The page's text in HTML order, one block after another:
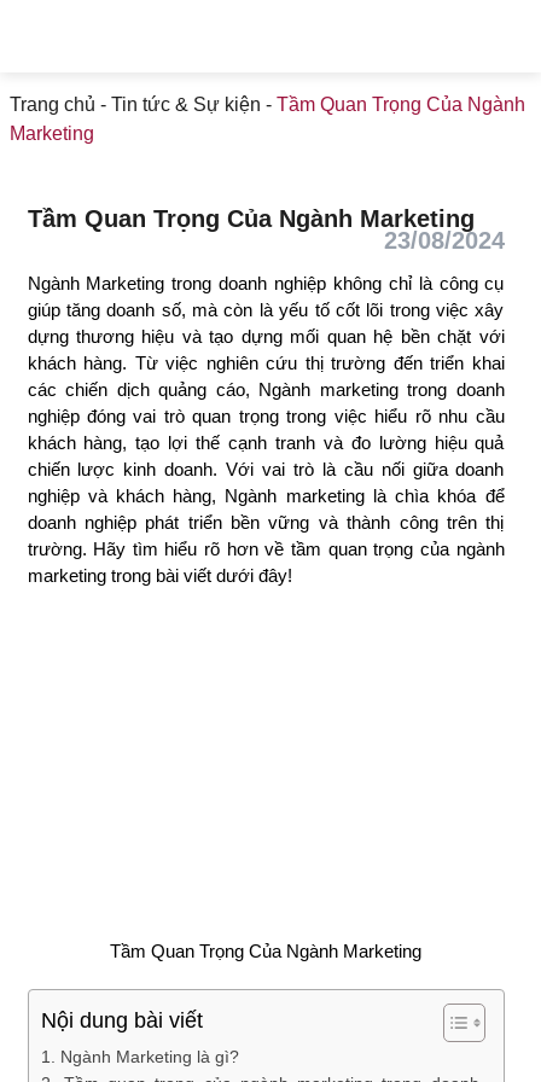
Trang chủ-Tin tức & Sự kiện-Tầm Quan Trọng Của
Ngành Marketing
Tầm Quan Trọng Của Ngành Marketing
23/08/2024
Ngành Marketing trong doanh nghiệp không chỉ là công
cụ giúp tăng doanh số, mà còn là yếu tố cốt lõi trong việc
xây dựng thương hiệu và tạo dựng mối quan hệ bền chặt
với khách hàng. Từ việc nghiên cứu thị trường đến triển
khai các chiến dịch quảng cáo, Ngành marketing trong
doanh nghiệp đóng vai trò quan trọng trong việc hiểu rõ
nhu cầu khách hàng, tạo lợi thế cạnh tranh và đo lường
hiệu quả chiến lược kinh doanh. Với vai trò là cầu nối giữa
doanh nghiệp và khách hàng, Ngành marketing là chìa
khóa để doanh nghiệp phát triển bền vững và thành công
trên thị trường. Hãy tìm hiểu rõ hơn về tầm quan trọng của
ngành marketing trong bài viết dưới đây!
Tầm Quan Trọng Của Ngành Marketing
Nội dung bài viết
1. Ngành Marketing là gì?